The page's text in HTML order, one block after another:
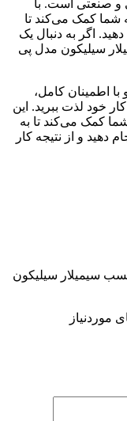
و صنعتی است. با
شما کمک می‌کند تا
اگر به دنبال یک
سیلیکون مدل پی
با اطمینان کامل،
خود لذت ببرید. این
کمک می‌کند تا به
دهید و از نتیجه کار
سیمیلار سیلیکون
موردنیاز